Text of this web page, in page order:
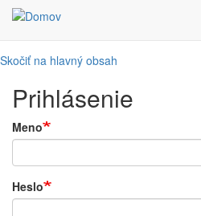
Skočiť na hlavný obsah
Prihlásenie
Meno
Heslo